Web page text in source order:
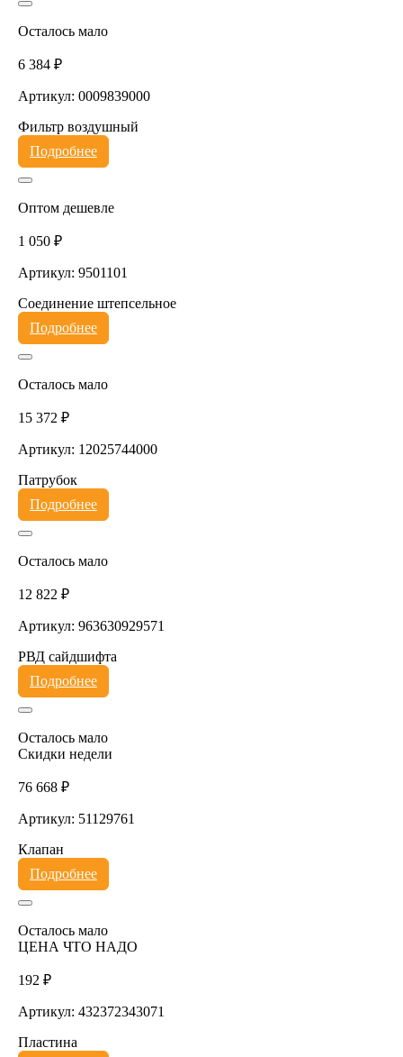
Осталось мало
6 384 ₽
Артикул: 0009839000
Фильтр воздушный
Подробнее
Оптом дешевле
1 050 ₽
Артикул: 9501101
Соединение штепсельное
Подробнее
Осталось мало
15 372 ₽
Артикул: 12025744000
Патрубок
Подробнее
Осталось мало
12 822 ₽
Артикул: 963630929571
РВД сайдшифта
Подробнее
Осталось мало
Скидки недели
76 668 ₽
Артикул: 51129761
Клапан
Подробнее
Осталось мало
ЦЕНА ЧТО НАДО
192 ₽
Артикул: 432372343071
Пластина